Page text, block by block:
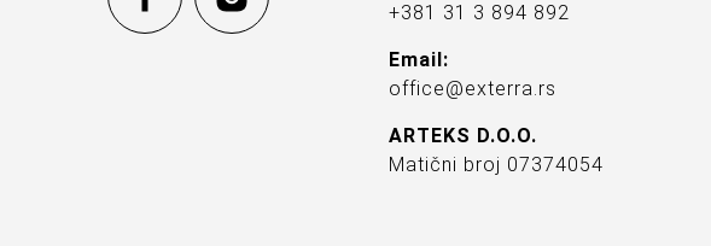
+381 31 3 894 892
Email:
office@exterra.rs
ARTEKS D.O.O.
Matični broj 07374054